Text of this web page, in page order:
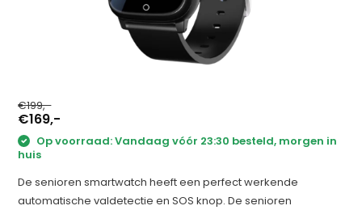
€199,-
€169,-
Op voorraad: Vandaag vóór 23:30 besteld, morgen in
huis
De senioren smartwatch heeft een perfect werkende
automatische valdetectie en SOS knop. De senioren